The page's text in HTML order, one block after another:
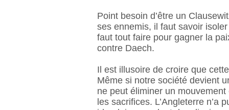
Point besoin d’être un
ses ennemis, il faut savoir
faut tout faire pour gagner la
contre Daech.
Il est illusoire de croire que
Même si notre société devient
ne peut éliminer un
les sacrifices. L’Angleterre n’a